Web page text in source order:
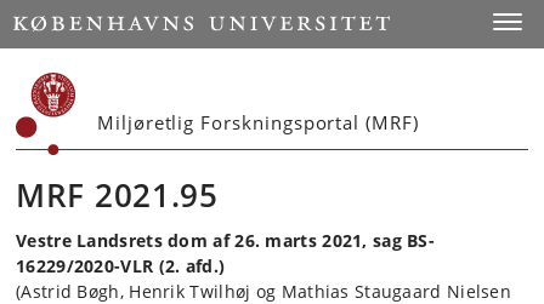
Start
Miljøretlig Forskningsportal (MRF)
MRF 2021.95
Vestre Landsrets dom af 26. marts 2021, sag BS-
16229/2020-VLR (2. afd.)
(Astrid Bøgh, Henrik Twilhøj og Mathias Staugaard Nielsen